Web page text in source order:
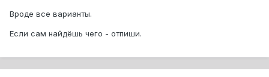
Вроде все варианты.
Если сам найдёшь чего - отпиши.